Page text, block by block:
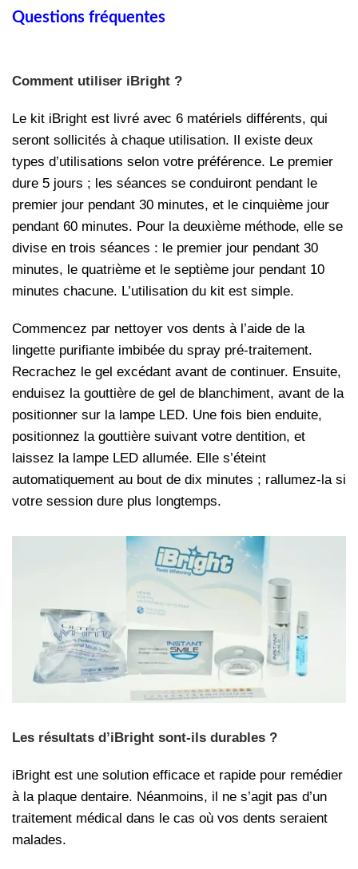
Questions fréquentes
Comment utiliser iBright ?
Le kit iBright est livré avec 6 matériels différents, qui
seront sollicités à chaque utilisation. Il existe deux
types d’utilisations selon votre préférence. Le premier
dure 5 jours ; les séances se conduiront pendant le
premier jour pendant 30 minutes, et le cinquième jour
pendant 60 minutes. Pour la deuxième méthode, elle se
divise en trois séances : le premier jour pendant 30
minutes, le quatrième et le septième jour pendant 10
minutes chacune. L’utilisation du kit est simple.
Commencez par nettoyer vos dents à l’aide de la
lingette purifiante imbibée du spray pré-traitement.
Recrachez le gel excédant avant de continuer. Ensuite,
enduisez la gouttière de gel de blanchiment, avant de la
positionner sur la lampe LED. Une fois bien enduite,
positionnez la gouttière suivant votre dentition, et
laissez la lampe LED allumée. Elle s’éteint
automatiquement au bout de dix minutes ; rallumez-la si
votre session dure plus longtemps.
Les résultats d’iBright sont-ils durables ?
iBright est une solution efficace et rapide pour remédier
à la plaque dentaire. Néanmoins, il ne s’agit pas d’un
traitement médical dans le cas où vos dents seraient
malades.